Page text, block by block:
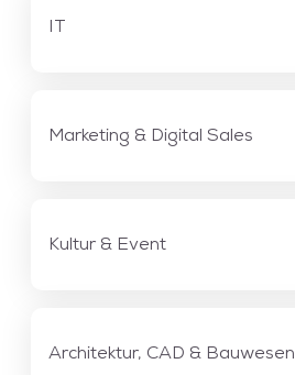
Marketing & Digital Sales
Kultur & Event
Architektur, CAD & Bauwesen